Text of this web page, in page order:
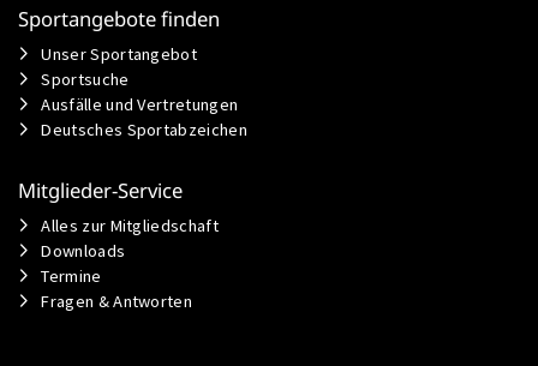
Sportangebote finden
Unser Sportangebot
Sportsuche
Ausfälle und Vertretungen
Deutsches Sportabzeichen
Mitglieder-Service
Alles zur Mitgliedschaft
Downloads
Termine
Fragen & Antworten